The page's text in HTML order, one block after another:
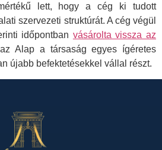
lett, hogy a cég ki tudott
szervezeti struktúrát. A cég végül
időpontban vásárolta vissza az
Alap a társaság egyes ígéretes
újabb befektetésekkel vállal részt.